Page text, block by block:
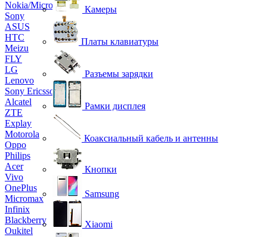
Nokia/Microsoft
Sony
ASUS
HTC
Meizu
FLY
LG
Lenovo
Sony Ericsson
Alcatel
ZTE
Explay
Motorola
Oppo
Philips
Acer
Vivo
OnePlus
Micromax
Infinix
Blackberry
Oukitel
Камеры
Платы клавиатуры
Разъемы зарядки
Рамки дисплея
Коаксиальный кабель и антенны
Кнопки
Samsung
Xiaomi